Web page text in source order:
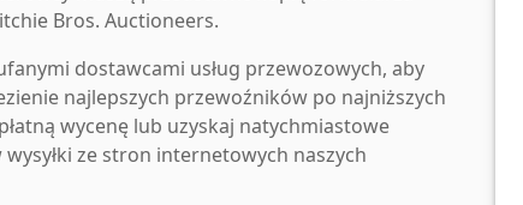
Bros. Auctioneers.
dostawcami usług przewozowych, aby
najlepszych przewoźników po najniższych
wycenę lub uzyskaj natychmiastowe
ze stron internetowych naszych